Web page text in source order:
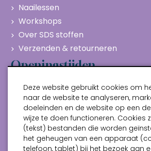
Naailessen
Workshops
Over SDS stoffen
Verzenden & retourneren
Openingstijden
Maandag
Gesloten
Dinsdag
10:00 - 17:00
Woensdag
10:00 - 17:00
Donderdag
10:00 - 17:00
Vrijdag
10:00 - 17:00
Deze website gebruikt cookies om
naar de website te analyseren,
doeleinden en de website op een
wijze te doen functioneren. Cookies
(tekst) bestanden die worden
het geheugen van een apparaat
telefoon, tablet) bij het bezoek aan